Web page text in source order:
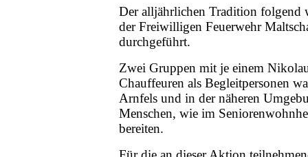
Der alljährlichen Tradition folgend
der Freiwilligen Feuerwehr
durchgeführt.
Zwei Gruppen mit je einem
Chauffeuren als Begleitpersonen
Arnfels und in der näheren
Menschen, wie im
bereiten.